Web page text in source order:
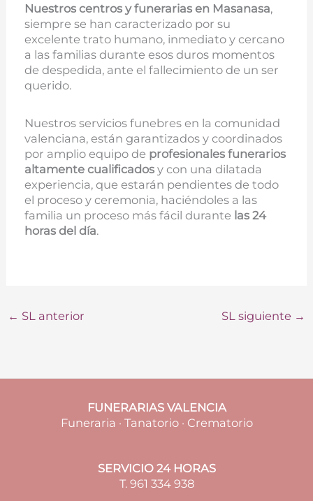
Nuestros centros y funerarias en Masanasa,
siempre se han caracterizado por su
excelente trato humano, inmediato y cercano
a las familias durante esos duros momentos
de despedida, ante el fallecimiento de un ser
querido.
Nuestros servicios funebres en la comunidad
valenciana, están garantizados y coordinados
por amplio equipo de profesionales funerarios
altamente cualificados y con una dilatada
experiencia, que estarán pendientes de todo
el proceso y ceremonia, haciéndoles a las
familia un proceso más fácil durante las 24
horas del día.
← SL anterior SL siguiente →
FUNERARIAS VALENCIA
Funeraria · Tanatorio · Crematorio
SERVICIO 24 HORAS
T. 961 334 938